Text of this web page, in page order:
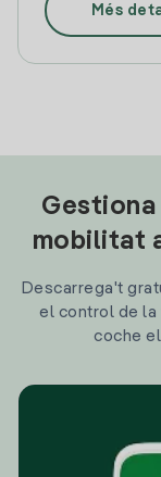
Més
Gestiona
mobilitat
Descarrega't
el control de la
coche